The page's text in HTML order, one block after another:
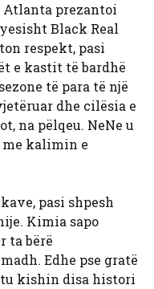
Atlanta prezantoi
Black Real
respekt, pasi
e kastit të bardhë
të para të një
dhe cilësia e
na pëlqeu. NeNe u
kalimin e
pasi shpesh
Kimia sapo
ta bërë
Edhe pse gratë
kishin disa histori